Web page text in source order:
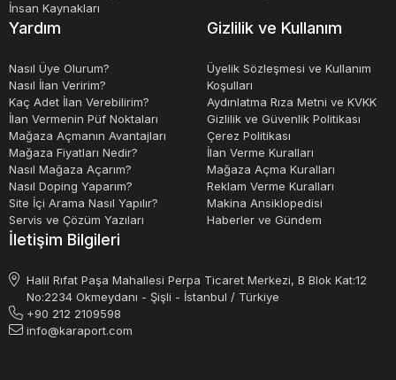
İnsan Kaynakları
Yardım
Nasıl Üye Olurum?
Nasıl İlan Veririm?
Kaç Adet İlan Verebilirim?
İlan Vermenin Püf Noktaları
Mağaza Açmanın Avantajları
Mağaza Fiyatları Nedir?
Nasıl Mağaza Açarım?
Nasıl Doping Yaparım?
Site İçi Arama Nasıl Yapılır?
Servis ve Çözüm Yazıları
Gizlilik ve Kullanım
Üyelik Sözleşmesi ve Kullanım
Koşulları
Aydınlatma Rıza Metni ve KVKK
Gizlilik ve Güvenlik Politikası
Çerez Politikası
İlan Verme Kuralları
Mağaza Açma Kuralları
Reklam Verme Kuralları
Makina Ansiklopedisi
Haberler ve Gündem
İletişim Bilgileri
Halil Rıfat Paşa Mahallesi Perpa Ticaret Merkezi, B Blok Kat:12
No:2234 Okmeydanı - Şişli - İstanbul / Türkiye
+90 212 2109598
info@karaport.com